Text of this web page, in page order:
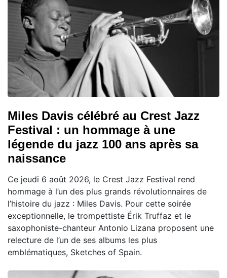
Miles Davis célébré au Crest Jazz
Festival : un hommage à une
légende du jazz 100 ans après sa
naissance
Ce jeudi 6 août 2026, le Crest Jazz Festival rend
hommage à l’un des plus grands révolutionnaires de
l’histoire du jazz : Miles Davis. Pour cette soirée
exceptionnelle, le trompettiste Érik Truffaz et le
saxophoniste-chanteur Antonio Lizana proposent une
relecture de l’un de ses albums les plus
emblématiques, Sketches of Spain.